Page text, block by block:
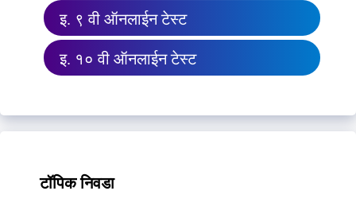
इ. ९ वी ऑनलाईन टेस्ट
इ. १० वी ऑनलाईन टेस्ट
टॉपिक निवडा